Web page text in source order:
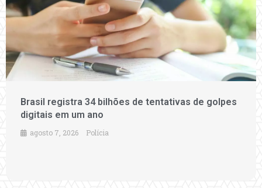
Brasil registra 34 bilhões de tentativas de golpes
digitais em um ano
agosto 7, 2026 Polícia